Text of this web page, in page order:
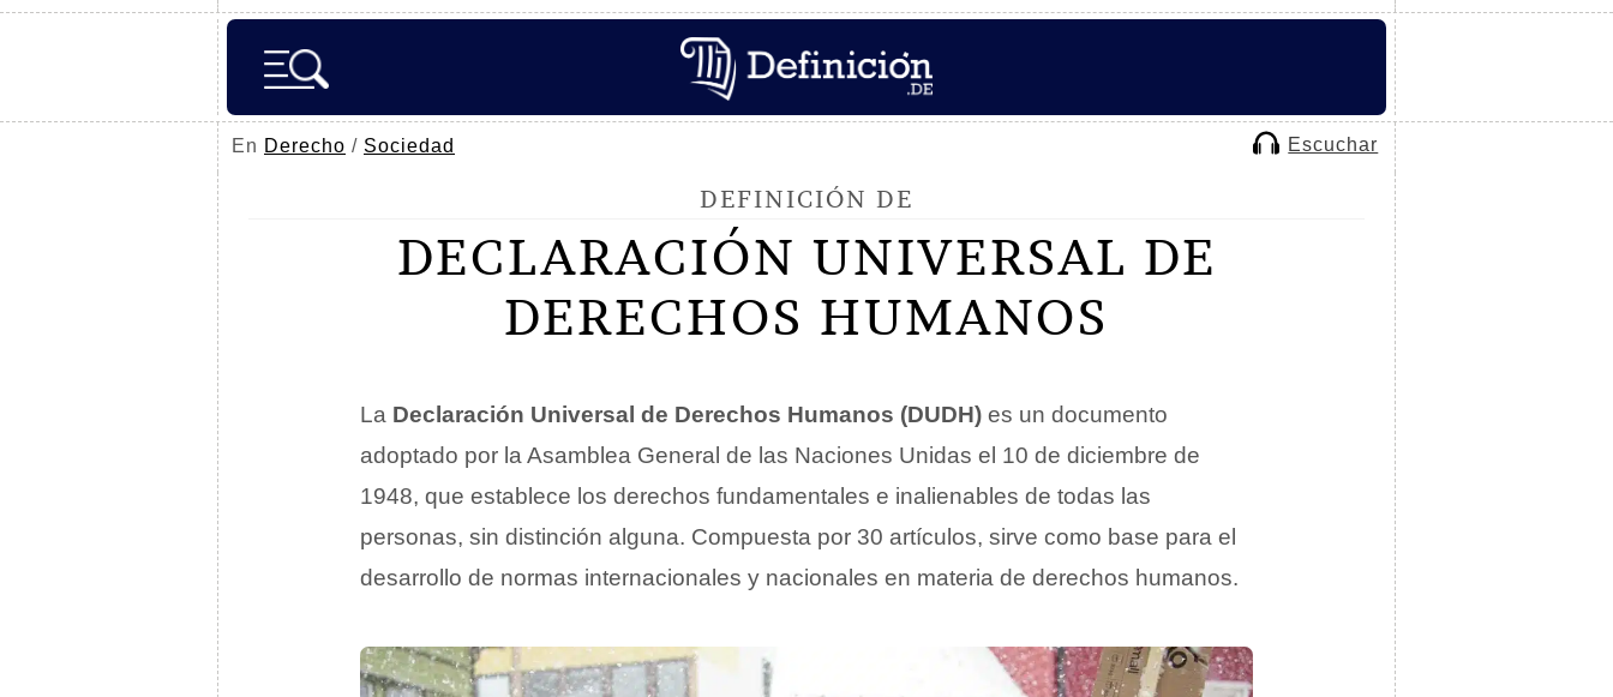
En Derecho / Sociedad Escuchar
DEFINICIÓN DE
DECLARACIÓN UNIVERSAL DE
DERECHOS HUMANOS
La Declaración Universal de Derechos Humanos (DUDH) es un documento
adoptado por la Asamblea General de las Naciones Unidas el 10 de diciembre de
1948, que establece los derechos fundamentales e inalienables de todas las
personas, sin distinción alguna. Compuesta por 30 artículos, sirve como base para el
desarrollo de normas internacionales y nacionales en materia de derechos humanos.